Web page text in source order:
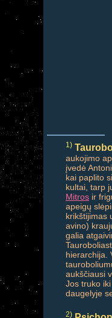
1)
aukojimo
įvedė
kai paplito
kultai, tarp
Mitros ir
apeigų
krikštijimas
avino)
galia
hierarchija.
aukščiausi
Jos truko
daugelyje
2)